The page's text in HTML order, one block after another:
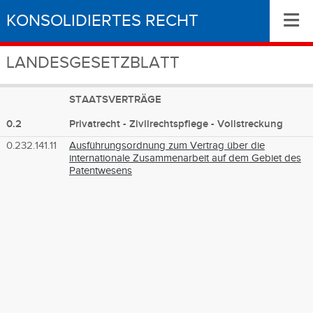
KONSOLIDIERTES RECHT
LANDESGESETZBLATT
≡
STAATSVERTRÄGE
0.2
Privatrecht - Zivilrechtspflege - Vollstreckung
0.232.141.11
Ausführungsordnung zum Vertrag über die
internationale Zusammenarbeit auf dem Gebiet des
Patentwesens